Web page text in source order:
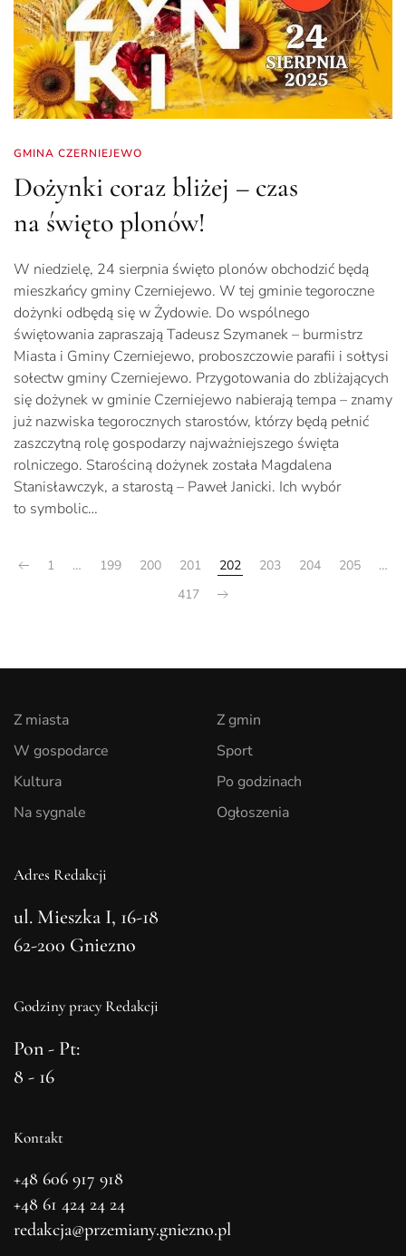
GMINA CZERNIEJEWO
Dożynki coraz bliżej – czas
na święto plonów!
W niedzielę, 24 sierpnia święto plonów obchodzić będą
mieszkańcy gminy Czerniejewo. W tej gminie tegoroczne
dożynki odbędą się w Żydowie. Do wspólnego
świętowania zapraszają Tadeusz Szymanek – burmistrz
Miasta i Gminy Czerniejewo, proboszczowie parafii i sołtysi
sołectw gminy Czerniejewo. Przygotowania do zbliżających
się dożynek w gminie Czerniejewo nabierają tempa – znamy
już nazwiska tegorocznych starostów, którzy będą pełnić
zaszczytną rolę gospodarzy najważniejszego święta
rolniczego. Starościną dożynek została Magdalena
Stanisławczyk, a starostą – Paweł Janicki. Ich wybór
to symbolic…
1 … 199 200 201 202 203 204 205
…
417
Z miasta
W gospodarce
Kultura
Na sygnale
Z gmin
Sport
Po godzinach
Ogłoszenia
Adres Redakcji
ul. Mieszka I, 16-18
62-200 Gniezno
Godziny pracy Redakcji
Pon - Pt:
8 - 16
Kontakt
+48 606 917 918
+48 61 424 24 24
redakcja@przemiany.gniezno.pl